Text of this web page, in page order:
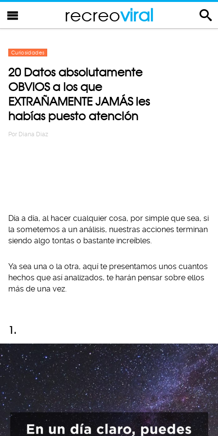
recreoviral
Curiosidades
20 Datos absolutamente
OBVIOS a los que
EXTRAÑAMENTE JAMÁS les
habías puesto atención
Por Diana Diaz
Día a día, al hacer cualquier cosa, por simple que sea, si
la sometemos a un análisis, nuestras acciones terminan
siendo algo tontas o bastante increíbles.
Ya sea una o la otra, aquí te presentamos unos cuantos
hechos que así analizados, te harán pensar sobre ellos
más de una vez.
1.